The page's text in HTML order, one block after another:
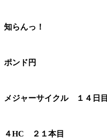
知らんっ！
ポンド円
メジャーサイクル １４日目
４HC ２１本目